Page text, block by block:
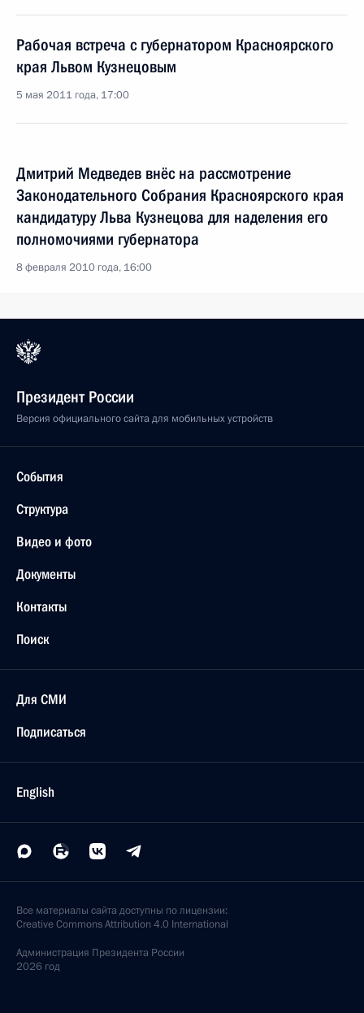
Рабочая встреча с губернатором Красноярского
края Львом Кузнецовым
5 мая 2011 года, 17:00
Дмитрий Медведев внёс на рассмотрение
Законодательного Собрания Красноярского края
кандидатуру Льва Кузнецова для наделения его
полномочиями губернатора
8 февраля 2010 года, 16:00
Президент России
Версия официального сайта для мобильных устройств
События
Структура
Видео и фото
Документы
Контакты
Поиск
Для СМИ
Подписаться
English
Все материалы сайта доступны по лицензии:
Creative Commons Attribution 4.0 International
Администрация Президента России
2026 год